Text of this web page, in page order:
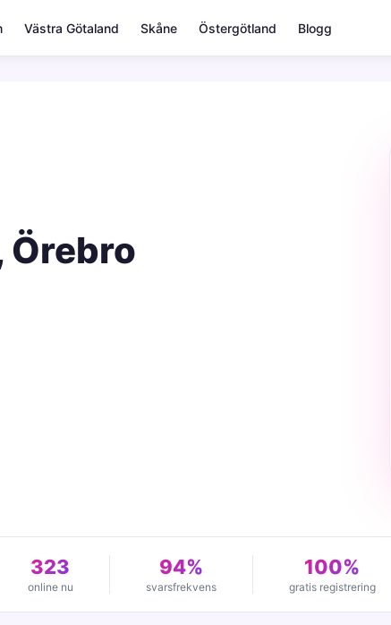
Västra Götaland Skåne Östergötland Blogg
Örebro
323
online nu
94%
svarsfrekvens
100%
gratis registrering